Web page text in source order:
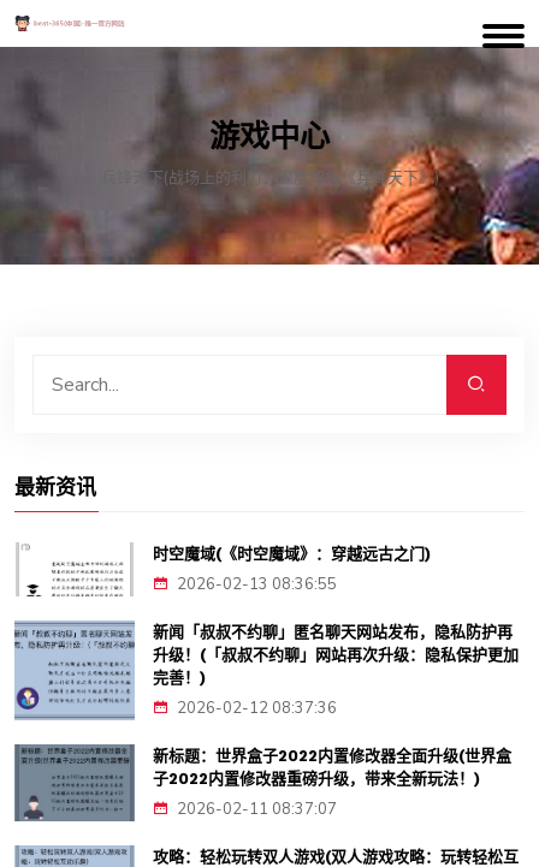
游戏中心
兵锋天下(战场上的利刃：深度解析《兵锋天下》)
最新资讯
时空魔域(《时空魔域》：穿越远古之门)
2026-02-13 08:36:55
新闻「叔叔不约聊」匿名聊天网站发布，隐私防护再
升级！(「叔叔不约聊」网站再次升级：隐私保护更加
完善！)
2026-02-12 08:37:36
新标题：世界盒子2022内置修改器全面升级(世界盒
子2022内置修改器重磅升级，带来全新玩法！)
2026-02-11 08:37:07
攻略：轻松玩转双人游戏(双人游戏攻略：玩转轻松互